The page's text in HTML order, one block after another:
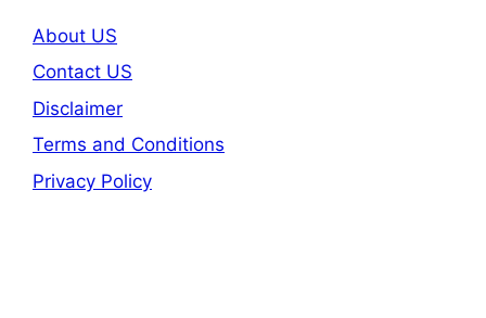
About US
Contact US
Disclaimer
Terms and Conditions
Privacy Policy